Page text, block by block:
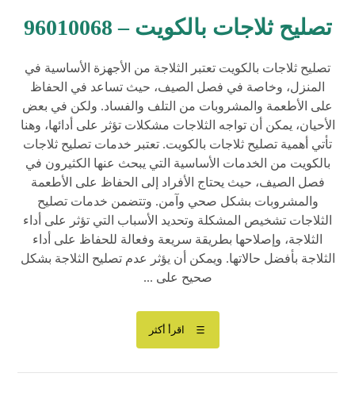
تصليح ثلاجات بالكويت – 96010068
تصليح ثلاجات بالكويت تعتبر الثلاجة من الأجهزة الأساسية في
المنزل، وخاصة في فصل الصيف، حيث تساعد في الحفاظ
على الأطعمة والمشروبات من التلف والفساد. ولكن في بعض
الأحيان، يمكن أن تواجه الثلاجات مشكلات تؤثر على أدائها، وهنا
تأتي أهمية تصليح ثلاجات بالكويت. تعتبر خدمات تصليح ثلاجات
بالكويت من الخدمات الأساسية التي يبحث عنها الكثيرون في
فصل الصيف، حيث يحتاج الأفراد إلى الحفاظ على الأطعمة
والمشروبات بشكل صحي وآمن. وتتضمن خدمات تصليح
الثلاجات تشخيص المشكلة وتحديد الأسباب التي تؤثر على أداء
الثلاجة، وإصلاحها بطريقة سريعة وفعالة للحفاظ على أداء
الثلاجة بأفضل حالاتها. ويمكن أن يؤثر عدم تصليح الثلاجة بشكل
صحيح على ...
اقرأ أكثر